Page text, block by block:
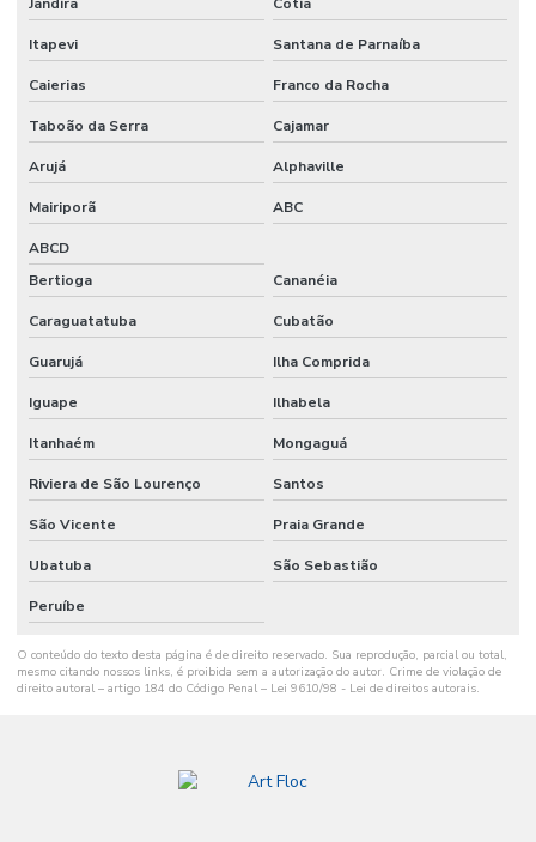
Jandira Cotia
Itapevi Santana de Parnaíba
Caierias Franco da Rocha
Taboão da Serra Cajamar
Arujá Alphaville
Mairiporã ABC
ABCD
Bertioga
Cananéia
Caraguatatuba Cubatão
Guarujá Ilha Comprida
Iguape Ilhabela
Itanhaém Mongaguá
Riviera de São Lourenço Santos
São Vicente Praia Grande
Ubatuba São Sebastião
Peruíbe
O conteúdo do texto desta página é de direito reservado. Sua reprodução, parcial ou total,
mesmo citando nossos links, é proibida sem a autorização do autor. Crime de violação de
direito autoral – artigo 184 do Código Penal – Lei 9610/98 - Lei de direitos autorais.